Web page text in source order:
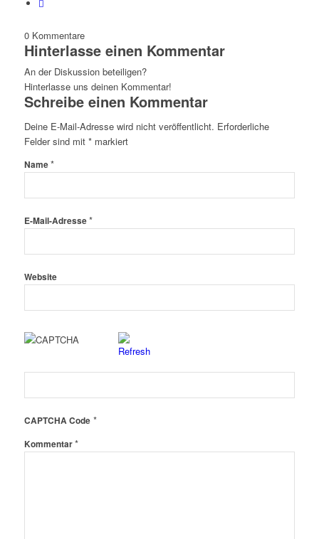
0 Kommentare
Hinterlasse einen Kommentar
An der Diskussion beteiligen?
Hinterlasse uns deinen Kommentar!
Schreibe einen Kommentar
Deine E-Mail-Adresse wird nicht veröffentlicht. Erforderliche
Felder sind mit *markiert
Name*
E-Mail-Adresse*
Website
CAPTCHA Code*
Kommentar*